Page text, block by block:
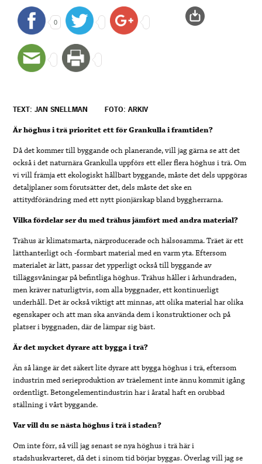
0
TEXT: JAN SNELLMAN FOTO: ARKIV
Är höghus i trä prioritet ett för Grankulla i framtiden?
Då det kommer till byggande och planerande, vill jag gärna se att det
också i det naturnära Grankulla uppförs ett eller flera höghus i trä. Om
vi vill främja ett ekologiskt hållbart byggande, måste det dels uppgöras
detaljplaner som förutsätter det, dels måste det ske en
attitydförändring med ett nytt pionjärskap bland byggherrarna.
Vilka fördelar ser du med trähus jämfört med andra material?
Trähus är klimatsmarta, närproducerade och hälsosamma. Träet är ett
lätthanterligt och -formbart material med en varm yta. Eftersom
materialet är lätt, passar det ypperligt också till byggande av
tilläggsvåningar på befintliga höghus. Trähus håller i århundraden,
men kräver naturligtvis, som alla byggnader, ett kontinuerligt
underhåll.Det är också viktigt att minnas, att olika material har olika
egenskaper och att man ska använda dem i konstruktioner och på
platser i byggnaden, där de lämpar sig bäst.
Är det mycket dyrare att bygga i trä?
Än så länge är det säkert lite dyrare att bygga höghus i trä, eftersom
industrin med serieproduktion av träelement inte ännu kommit igång
ordentligt. Betongelementindustrin har i åratal haft en orubbad
ställning i vårt byggande.
Var vill du se nästa höghus i trä i staden?
Om inte förr, så vill jag senast se nya höghus i trä här i
stadshuskvarteret, då det i sinom tid börjar byggas. Överlag vill jag se